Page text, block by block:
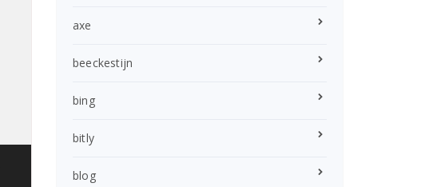
axe
beeckestijn
bing
bitly
blog